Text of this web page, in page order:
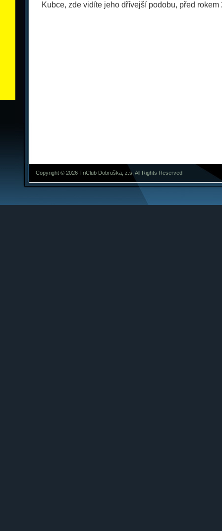
Kubce, zde vidíte jeho dřívejší podobu, před rokem
Copyright © 2026 TriClub Dobruška, z.s. All Rights Reserved